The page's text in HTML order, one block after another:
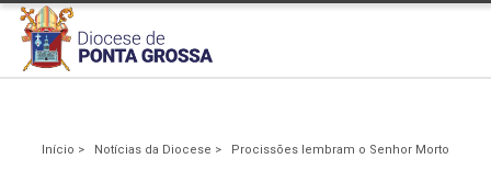
Início > Notícias da Diocese > Procissões lembram o Senhor Morto